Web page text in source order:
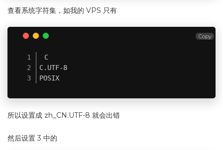
查看系统字符集，如我的 VPS 只有
C
C.UTF-8
POSIX
Copy
所以设置成 zh_CN.UTF-8 就会出错
然后设置 3 中的